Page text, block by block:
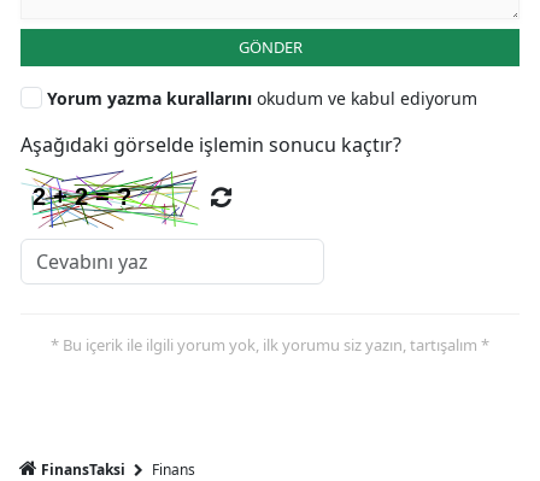
GÖNDER
Yorum yazma kurallarını okudum ve kabul ediyorum
Aşağıdaki görselde işlemin sonucu kaçtır?
* Bu içerik ile ilgili yorum yok, ilk yorumu siz yazın, tartışalım *
FinansTaksi Finans